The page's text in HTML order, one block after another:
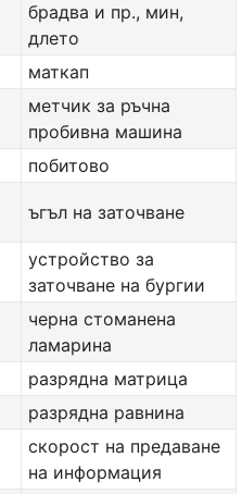
брадва и пр., мин,
длето
маткап
метчик за ръчна
пробивна машина
побитово
ъгъл на заточване
устройство за
заточване на бургии
черна стоманена
ламарина
разрядна матрица
разрядна равнина
скорост на предаване
на информация